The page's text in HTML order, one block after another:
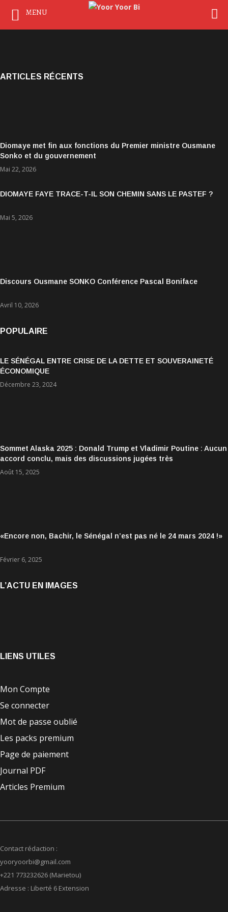
ARTICLES RÉCENTS
Diomaye met fin aux fonctions du Premier ministre Ousmane
Sonko et du gouvernement
Mai 22, 2026
DIOMAYE FAYE TRACE-T-IL SON CHEMIN SANS LE PASTEF ?
Mai 5, 2026
Discours Ousmane SONKO Conférence Pascal Boniface
Avril 10, 2026
POPULAIRE
LE SÉNÉGAL ENTRE CRISE DE LA DETTE ET SOUVERAINETÉ
ÉCONOMIQUE
Décembre 23, 2024
Sommet Alaska 2025 : Donald Trump et Vladimir Poutine : Aucun
accord conclu, mais des discussions jugées très
encourageantes
Août 15, 2025
«Encore non, Bachir, le Sénégal n’est pas né le 24 mars 2024 !»
Février 6, 2025
L’ACTU EN IMAGES
LIENS UTILES
Mon Compte
Se connecter
Mot de passe oublié
Les packs premium
Page de paiement
Journal PDF
Articles Premium
Contact rédaction :
yooryoorbi@gmail.com
+221 773232626 (Marietou)
Adresse : Liberté 6 Extension
MENU